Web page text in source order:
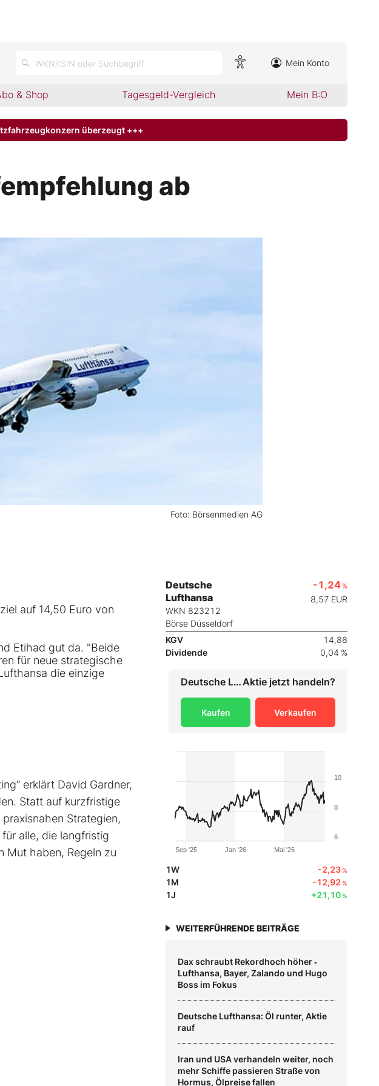
WKN/ISIN oder Suchbegriff Mein Konto
& Shop Tagesgeld-Vergleich Mein B:O
überzeugt +++
ab
Foto: Börsenmedien AG
auf 14,50 Euro von
Etihad gut da. "Beide
für neue strategische
die einzige
erklärt David Gardner,
Statt auf kurzfristige
Strategien,
alle, die langfristig
Mut haben, Regeln zu
Deutsche
Lufthansa
WKN 823212
Börse Düsseldorf
-1,24 %
8,57 EUR
KGV
14,88
Dividende
0,04 %
Deutsche LufthansaAktie jetzt handeln?
Kaufen Verkaufen
Jan '26
Sep '25 Mai '26
6
8
10
1W -2,23%
1M -12,92%
1J +21,10%
WEITERFÜHRENDE BEITRÄGE
Dax schraubt Rekordhoch höher ‑
Lufthansa, Bayer, Zalando und Hugo
Boss im Fokus
Deutsche Lufthansa: Öl runter, Aktie
rauf
Iran und USA verhandeln weiter, noch
mehr Schiffe passieren Straße von
Hormus, Ölpreise fallen